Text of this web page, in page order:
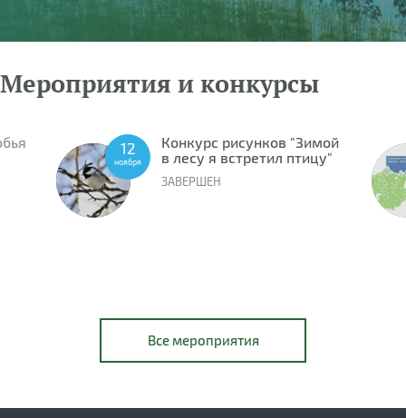
Мероприятия и конкурсы
12
ноября
Конкурс рисунков "Зимой
в лесу я встретил птицу"
ЗАВЕРШЕН
Все мероприятия